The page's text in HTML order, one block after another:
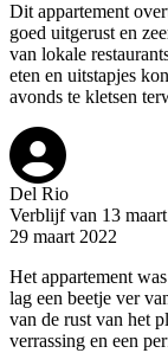
Dit appartement
goed uitgerust en
van lokale
eten en uitstapjes
avonds te kletsen
Del Rio
Verblijf van 13
29 maart 2022
Het appartement
lag een beetje ver
van de rust van het
verrassing en een